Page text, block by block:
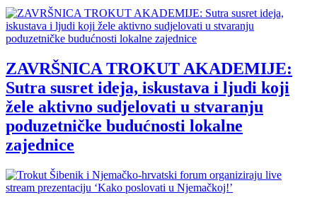
ZAVRŠNICA TROKUT AKADEMIJE:
Sutra susret ideja, iskustava i ljudi koji
žele aktivno sudjelovati u stvaranju
poduzetničke budućnosti lokalne
zajednice